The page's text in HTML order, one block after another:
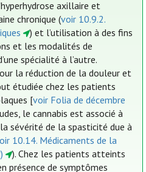
axillaire et
chronique (voir 10.9.2.
) et l’utilisation à des fins
et les modalités de
spécialité à l’autre.
la réduction de la douleur et
étudiée chez les patients
[voir Folia de décembre
le cannabis est associé à
sévérité de la spasticité due à
10.14. Médicaments de la
). Chez les patients atteints
présence de symptômes